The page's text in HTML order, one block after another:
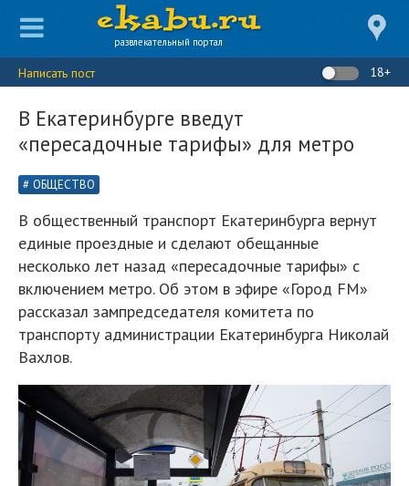
развлекательный портал
Написать пост 18+
В Екатеринбурге введут
«пересадочные тарифы» для метро
ОБЩЕСТВО
В общественный транспорт Екатеринбурга вернут
единые проездные и сделают обещанные
несколько лет назад «пересадочные тарифы» с
включением метро. Об этом в эфире «Город FM»
рассказал зампредседателя комитета по
транспорту администрации Екатеринбурга Николай
Вахлов.